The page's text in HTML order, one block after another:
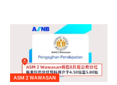
ASM 2 WAWASAN